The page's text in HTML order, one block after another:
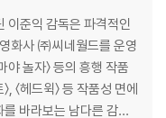
를 꾸미고 왕의 관심을 광
은밀한 계략을 꾸민다.
드립니다.
이준익 감독은 파격적인
영화사 ㈜씨네월드를 운영
야 놀자〉 등의 흥행 작품
, 〈헤드윅〉 등 작품성 면에
바라보는 남다른 감각